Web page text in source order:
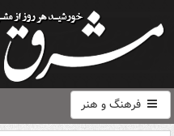
فرهنگ و هنر